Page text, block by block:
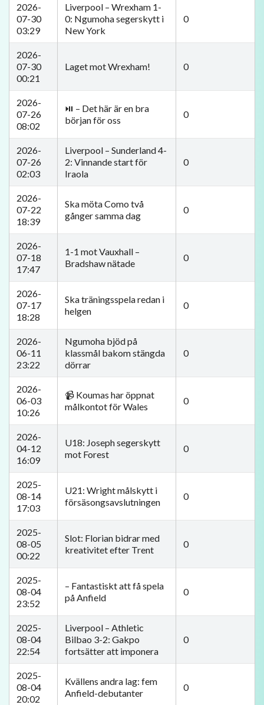
2026-
07-30
03:29
Liverpool – Wrexham 1-
0: Ngumoha segerskytt i
New York
0
2026-
07-30
00:21
Laget mot Wrexham! 0
2026-
07-26
08:02
⏯️ – Det här är en bra
början för oss
0
2026-
07-26
02:03
Liverpool – Sunderland 4-
2: Vinnande start för
Iraola
0
2026-
07-22
18:39
Ska möta Como två
gånger samma dag
0
2026-
07-18
17:47
1-1 mot Vauxhall –
Bradshaw nätade
0
2026-
07-17
18:28
Ska träningsspela redan i
helgen
0
2026-
06-11
23:22
Ngumoha bjöd på
klassmål bakom stängda
dörrar
0
2026-
06-03
10:26
📹 Koumas har öppnat
målkontot för Wales
0
2026-
04-12
16:09
U18: Joseph segerskytt
mot Forest
0
2025-
08-14
17:03
U21: Wright målskytt i
försäsongsavslutningen
0
2025-
08-05
00:22
Slot: Florian bidrar med
kreativitet efter Trent
0
2025-
08-04
23:52
– Fantastiskt att få spela
på Anfield
0
2025-
08-04
22:54
Liverpool – Athletic
Bilbao 3-2: Gakpo
fortsätter att imponera
0
2025-
08-04
20:02
Kvällens andra lag: fem
Anfield-debutanter
0